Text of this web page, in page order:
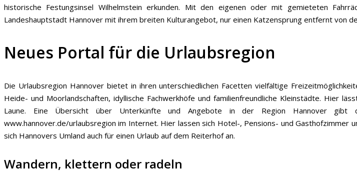
historische Festungsinsel Wilhelmstein erkunden. Mit den eigenen oder mit gemieteten
Landeshauptstadt Hannover mit ihrem breiten Kulturangebot, nur einen Katzensprung entfernt von
Neues Portal für die Urlaubsregion
Die Urlaubsregion Hannover bietet in ihren unterschiedlichen Facetten vielfältige
Heide- und Moorlandschaften, idyllische Fachwerkhöfe und familienfreundliche Kleinstädte. Hier
Laune. Eine Übersicht über Unterkünfte und Angebote in der Region Hannover
www.hannover.de/urlaubsregion im Internet. Hier lassen sich Hotel-, Pensions- und
sich Hannovers Umland auch für einen Urlaub auf dem Reiterhof an.
Wandern, klettern oder radeln